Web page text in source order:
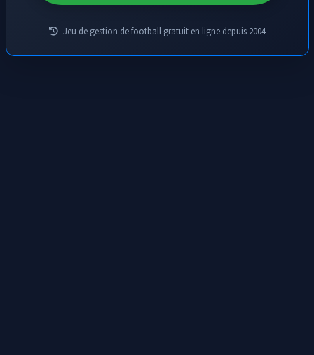
Jeu de gestion de football gratuit en ligne depuis 2004